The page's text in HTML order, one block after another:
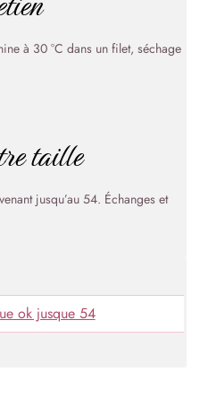
à 30 °C dans un filet, séchage
taille
jusqu’au 54. Échanges et
ok jusque 54